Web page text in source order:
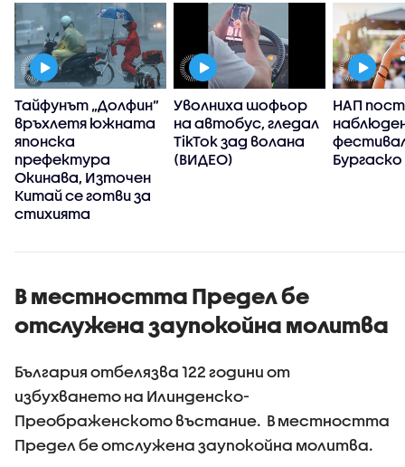
Тайфунът „Долфин”
връхлетя южната
японска
префектура
Окинава, Източен
Китай се готви за
стихията
Уволниха шофьор
на автобус, гледал
TikTok зад волана
(ВИДЕО)
НАП
Бургаско
В местността Предел бе
отслужена заупокойна молитва
България отбелязва 122 години от
избухването на Илинденско-
Преображенското въстание. В местността
Предел бе отслужена заупокойна молитва.